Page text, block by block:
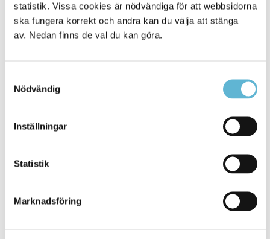
statistik. Vissa cookies är nödvändiga för att webbsidorna
ska fungera korrekt och andra kan du välja att stänga
av. Nedan finns de val du kan göra.
Nödvändig
Inställningar
Statistik
Marknadsföring
KONTAKT
Besöksadress
Box 18, 295 21 Bromölla